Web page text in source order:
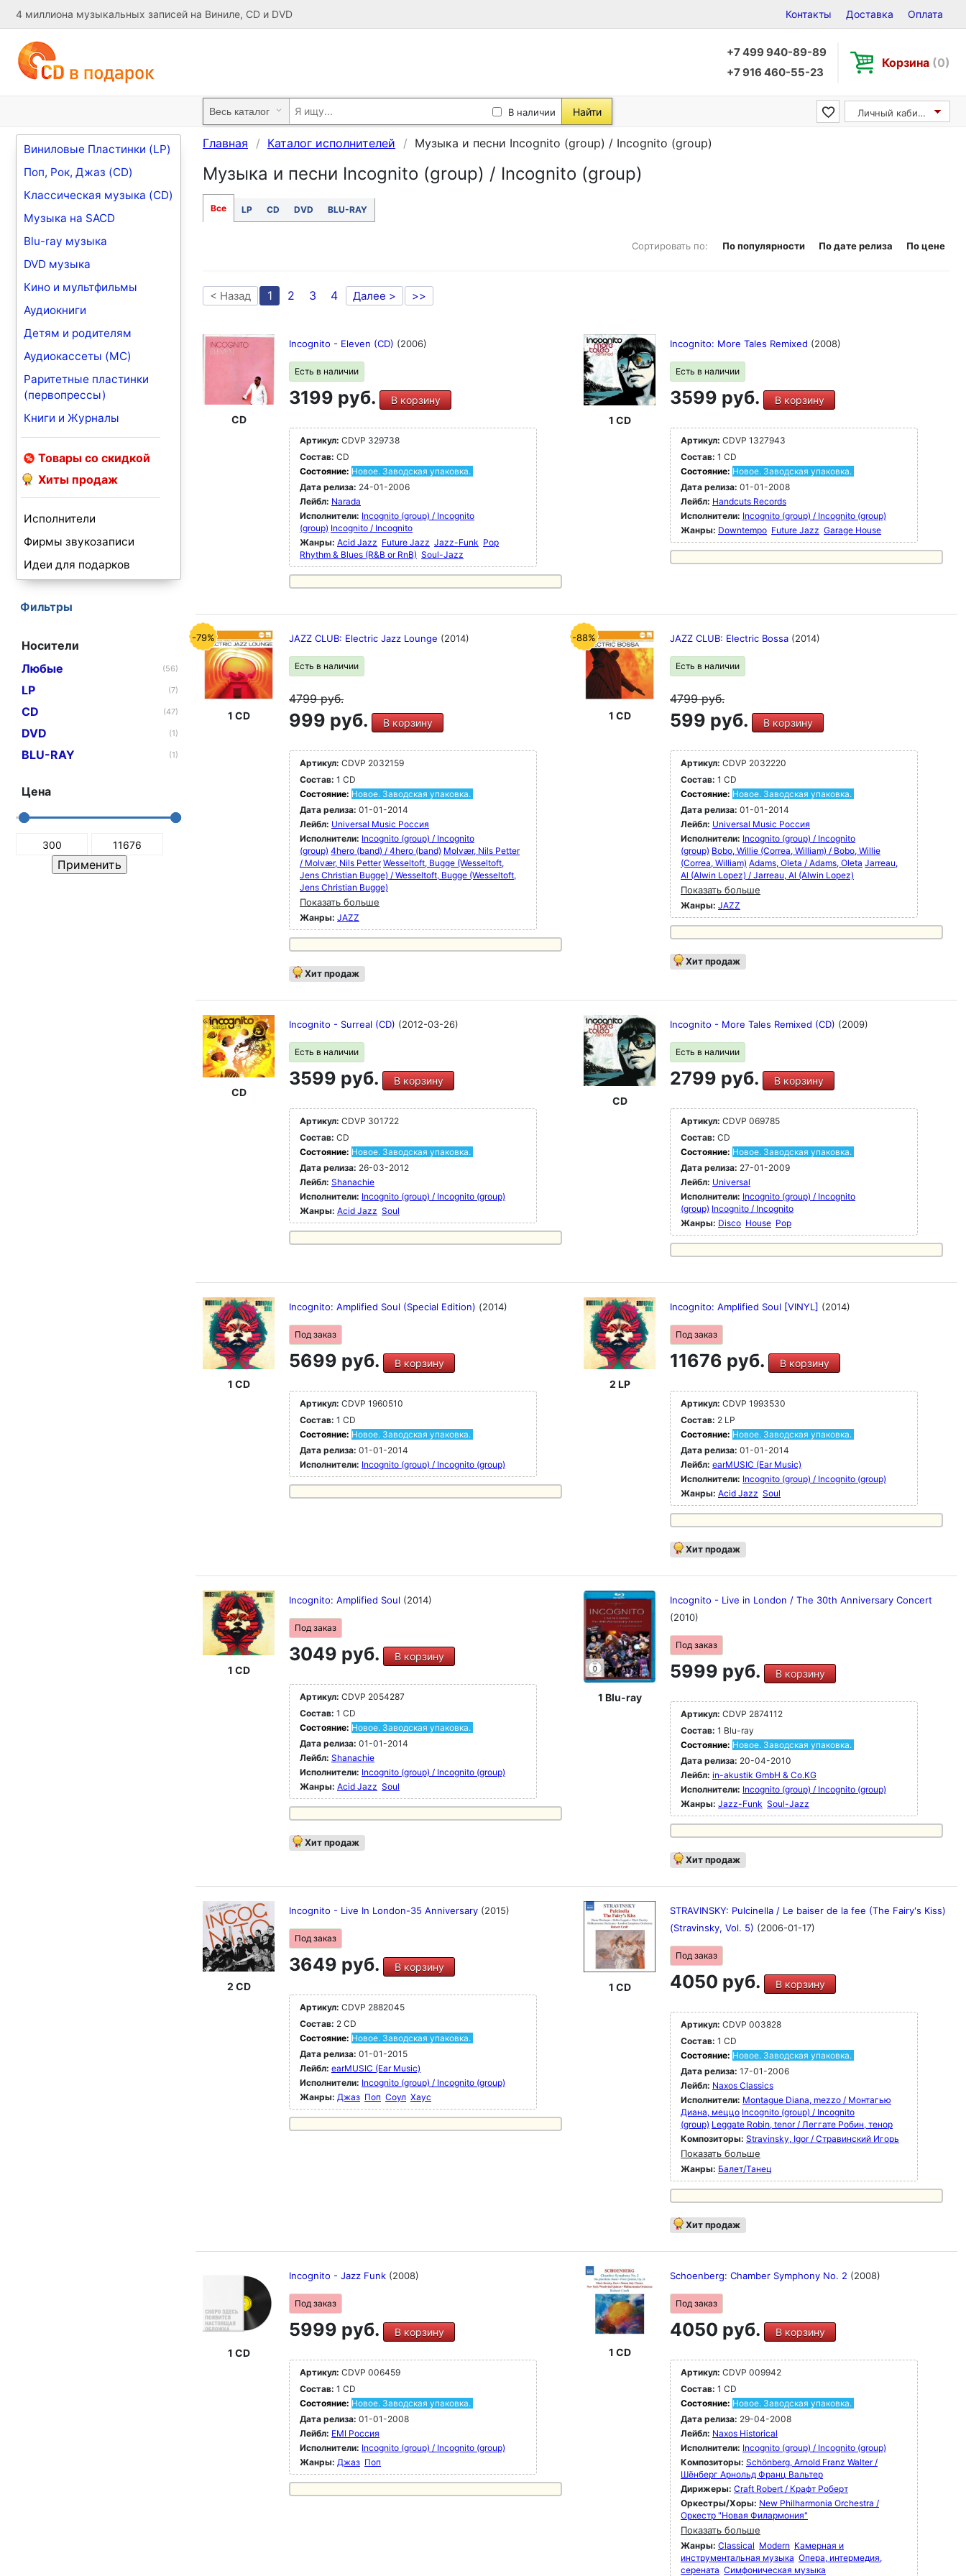
4 миллиона музыкальных записей на Виниле, CD и DVD Контакты Доставка Оплата
+7 499 940-89-89
+7 916 460-55-23
Корзина (0)
В наличии Найти Личный кабинет
Виниловые Пластинки (LP)
Поп, Рок, Джаз (CD)
Классическая музыка (CD)
Музыка на SACD
Blu-ray музыка
DVD музыка
Кино и мультфильмы
Аудиокниги
Детям и родителям
Аудиокассеты (MC)
Раритетные пластинки
(первопрессы)
Книги и Журналы
Товары со скидкой
Хиты продаж
Исполнители
Фирмы звукозаписи
Идеи для подарков
Фильтры
Носители
Любые
(56)
LP (7)
CD (47)
DVD (1)
BLU-RAY (1)
Цена
Главная Каталог исполнителей Музыка и песни Incognito (group) / Incognito (group)
Музыка и песни Incognito (group) / Incognito (group)
Все LP CD DVD BLU-RAY
Сортировать по: По популярности По дате релиза По цене
< Назад 1 2 3 4 Далее > >>
CD
Incognito - Eleven (CD) (2006)
Есть в наличии
3199 руб. В корзину
Артикул: CDVP 329738
Состав: CD
Состояние: Новое. Заводская упаковка.
Дата релиза: 24-01-2006
Лейбл: Narada
Исполнители: Incognito (group) / Incognito
(group) Incognito / Incognito
Жанры: Acid Jazz Future Jazz Jazz-Funk Pop
Rhythm & Blues (R&B or RnB) Soul-Jazz
1 CD
Incognito: More Tales Remixed (2008)
Есть в наличии
3599 руб. В корзину
Артикул: CDVP 1327943
Состав: 1 CD
Состояние: Новое. Заводская упаковка.
Дата релиза: 01-01-2008
Лейбл: Handcuts Records
Исполнители: Incognito (group) / Incognito (group)
Жанры: Downtempo Future Jazz Garage House
-79%
1 CD
JAZZ CLUB: Electric Jazz Lounge (2014)
Есть в наличии
4799руб.
999 руб. В корзину
Артикул: CDVP 2032159
Состав: 1 CD
Состояние: Новое. Заводская упаковка.
Дата релиза: 01-01-2014
Лейбл: Universal Music Россия
Исполнители: Incognito (group) / Incognito
(group) 4hero (band) / 4hero (band) Molvær, Nils Petter
/ Molvær, Nils Petter Wesseltoft, Bugge (Wesseltoft,
Jens Christian Bugge) / Wesseltoft, Bugge (Wesseltoft,
Jens Christian Bugge)
Показать больше
Жанры: JAZZ
Хит продаж
-88%
1 CD
JAZZ CLUB: Electric Bossa (2014)
Есть в наличии
4799руб.
599 руб. В корзину
Артикул: CDVP 2032220
Состав: 1 CD
Состояние: Новое. Заводская упаковка.
Дата релиза: 01-01-2014
Лейбл: Universal Music Россия
Исполнители: Incognito (group) / Incognito
(group) Bobo, Willie (Correa, William) / Bobo, Willie
(Correa, William) Adams, Oleta / Adams, Oleta Jarreau,
Al (Alwin Lopez) / Jarreau, Al (Alwin Lopez)
Показать больше
Жанры: JAZZ
Хит продаж
CD
Incognito - Surreal (CD) (2012-03-26)
Есть в наличии
3599 руб. В корзину
Артикул: CDVP 301722
Состав: CD
Состояние: Новое. Заводская упаковка.
Дата релиза: 26-03-2012
Лейбл: Shanachie
Исполнители: Incognito (group) / Incognito (group)
Жанры: Acid Jazz Soul
CD
Incognito - More Tales Remixed (CD) (2009)
Есть в наличии
2799 руб. В корзину
Артикул: CDVP 069785
Состав: CD
Состояние: Новое. Заводская упаковка.
Дата релиза: 27-01-2009
Лейбл: Universal
Исполнители: Incognito (group) / Incognito
(group) Incognito / Incognito
Жанры: Disco House Pop
1 CD
Incognito: Amplified Soul (Special Edition) (2014)
Под заказ
5699 руб. В корзину
Артикул: CDVP 1960510
Состав: 1 CD
Состояние: Новое. Заводская упаковка.
Дата релиза: 01-01-2014
Исполнители: Incognito (group) / Incognito (group)
2 LP
Incognito: Amplified Soul [VINYL] (2014)
Под заказ
11676 руб. В корзину
Артикул: CDVP 1993530
Состав: 2 LP
Состояние: Новое. Заводская упаковка.
Дата релиза: 01-01-2014
Лейбл: earMUSIC (Ear Music)
Исполнители: Incognito (group) / Incognito (group)
Жанры: Acid Jazz Soul
Хит продаж
1 CD
Incognito: Amplified Soul (2014)
Под заказ
3049 руб. В корзину
Артикул: CDVP 2054287
Состав: 1 CD
Состояние: Новое. Заводская упаковка.
Дата релиза: 01-01-2014
Лейбл: Shanachie
Исполнители: Incognito (group) / Incognito (group)
Жанры: Acid Jazz Soul
Хит продаж
1 Blu-ray
Incognito - Live in London / The 30th Anniversary Concert
(2010)
Под заказ
5999 руб. В корзину
Артикул: CDVP 2874112
Состав: 1 Blu-ray
Состояние: Новое. Заводская упаковка.
Дата релиза: 20-04-2010
Лейбл: in-akustik GmbH & Co.KG
Исполнители: Incognito (group) / Incognito (group)
Жанры: Jazz-Funk Soul-Jazz
Хит продаж
2 CD
Incognito - Live In London-35 Anniversary (2015)
Под заказ
3649 руб. В корзину
Артикул: CDVP 2882045
Состав: 2 CD
Состояние: Новое. Заводская упаковка.
Дата релиза: 01-01-2015
Лейбл: earMUSIC (Ear Music)
Исполнители: Incognito (group) / Incognito (group)
Жанры: Джаз Поп Соул Хаус
1 CD
STRAVINSKY: Pulcinella / Le baiser de la fee (The Fairy's Kiss)
(Stravinsky, Vol. 5) (2006-01-17)
Под заказ
4050 руб. В корзину
Артикул: CDVP 003828
Состав: 1 CD
Состояние: Новое. Заводская упаковка.
Дата релиза: 17-01-2006
Лейбл: Naxos Classics
Исполнители: Montague Diana, mezzo / Монтагью
Диана, меццо Incognito (group) / Incognito
(group) Leggate Robin, tenor / Леггате Робин, тенор
Композиторы: Stravinsky, Igor / Стравинский Игорь
Показать больше
Жанры: Балет/Танец
Хит продаж
1 CD
Incognito - Jazz Funk (2008)
Под заказ
5999 руб. В корзину
Артикул: CDVP 006459
Состав: 1 CD
Состояние: Новое. Заводская упаковка.
Дата релиза: 01-01-2008
Лейбл: EMI Россия
Исполнители: Incognito (group) / Incognito (group)
Жанры: Джаз Поп
1 CD
Schoenberg: Chamber Symphony No. 2 (2008)
Под заказ
4050 руб. В корзину
Артикул: CDVP 009942
Состав: 1 CD
Состояние: Новое. Заводская упаковка.
Дата релиза: 29-04-2008
Лейбл: Naxos Historical
Исполнители: Incognito (group) / Incognito (group)
Композиторы: Schönberg, Arnold Franz Walter /
Шёнберг Арнольд Франц Вальтер
Дирижеры: Craft Robert / Крафт Роберт
Оркестры/Хоры: New Philharmonia Orchestra /
Оркестр "Новая Филармония"
Показать больше
Жанры: Classical Modern Камерная и
инструментальная музыка Опера, интермедия,
серената Симфоническая музыка